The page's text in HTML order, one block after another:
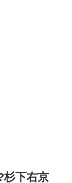
杉下右京